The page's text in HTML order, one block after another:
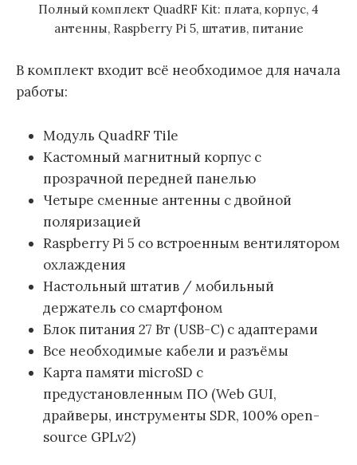
Полный комплект QuadRF Kit: плата, корпус, 4
антенны, Raspberry Pi 5, штатив, питание
В комплект входит всё необходимое для начала
работы:
Модуль QuadRF Tile
Кастомный магнитный корпус с
прозрачной передней панелью
Четыре сменные антенны с двойной
поляризацией
Raspberry Pi 5 со встроенным вентилятором
охлаждения
Настольный штатив / мобильный
держатель со смартфоном
Блок питания 27 Вт (USB-C) с адаптерами
Все необходимые кабели и разъёмы
Карта памяти microSD с
предустановленным ПО (Web GUI,
драйверы, инструменты SDR, 100% open-
source GPLv2)